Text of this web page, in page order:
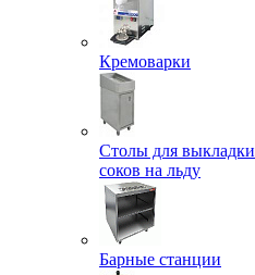
Кремоварки
Столы для выкладки
соков на льду
Барные станции